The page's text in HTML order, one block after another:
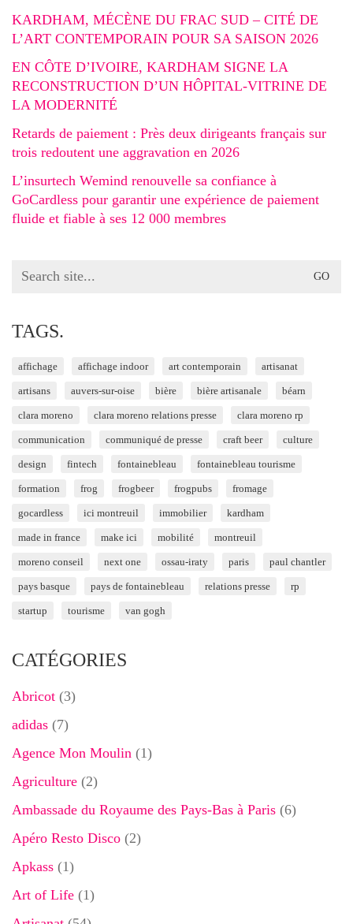
KARDHAM, MÉCÈNE DU FRAC SUD – CITÉ DE
L’ART CONTEMPORAIN POUR SA SAISON 2026
EN CÔTE D’IVOIRE, KARDHAM SIGNE LA
RECONSTRUCTION D’UN HÔPITAL-VITRINE DE
LA MODERNITÉ
Retards de paiement : Près deux dirigeants français sur
trois redoutent une aggravation en 2026
L’insurtech Wemind renouvelle sa confiance à
GoCardless pour garantir une expérience de paiement
fluide et fiable à ses 12 000 membres
Search
TAGS.
affichage affichage indoor art contemporain artisanat
artisans auvers-sur-oise bière bière artisanale béarn
clara moreno clara moreno relations presse clara moreno rp
communication communiqué de presse craft beer culture
design fintech fontainebleau fontainebleau tourisme
formation frog frogbeer frogpubs fromage
gocardless ici montreuil immobilier kardham
made in france make ici mobilité montreuil
moreno conseil next one ossau-iraty paris paul chantler
pays basque pays de fontainebleau relations presse rp
startup tourisme van gogh
CATÉGORIES
Abricot (3)
adidas (7)
Agence Mon Moulin (1)
Agriculture (2)
Ambassade du Royaume des Pays-Bas à Paris (6)
Apéro Resto Disco (2)
Apkass (1)
Art of Life (1)